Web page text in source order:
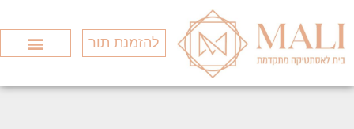
להזמנת תור